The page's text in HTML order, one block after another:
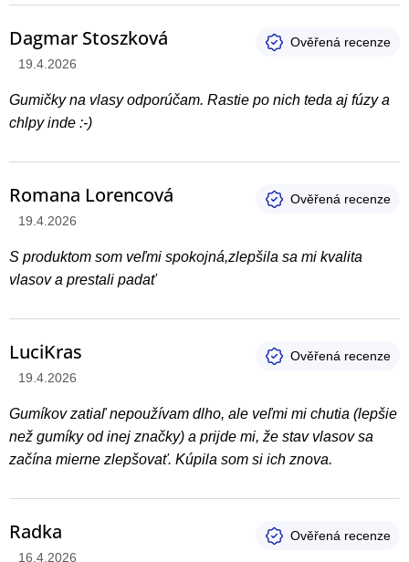
Dagmar Stoszková
Hodnotenie produktu je 5 z 5 hviezdičiek.
19.4.2026
Gumičky na vlasy odporúčam. Rastie po nich teda aj fúzy a
chlpy inde :-)
Romana Lorencová
Hodnotenie produktu je 5 z 5 hviezdičiek.
19.4.2026
S produktom som veľmi spokojná,zlepšila sa mi kvalita
vlasov a prestali padať
LuciKras
Hodnotenie produktu je 4 z 5 hviezdičiek.
19.4.2026
Gumíkov zatiaľ nepoužívam dlho, ale veľmi mi chutia (lepšie
než gumíky od inej značky) a prijde mi, že stav vlasov sa
začína mierne zlepšovať. Kúpila som si ich znova.
Radka
Hodnotenie produktu je 5 z 5 hviezdičiek.
16.4.2026